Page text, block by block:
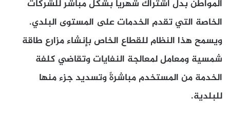
المواطن بدل اشتراك شهريّاً بشكل مباشر للشركات
الخاصة التي تقدم الخدمات على المستوى البلدي.
ويسمح هذا النظام للقطاع الخاص بإنشاء مزارع طاقة
شمسية ومعامل لمعالجة النفايات وتقاضي كلفة
الخدمة من المستخدم مباشرةً وتسديد جزء منها
للبلدية.